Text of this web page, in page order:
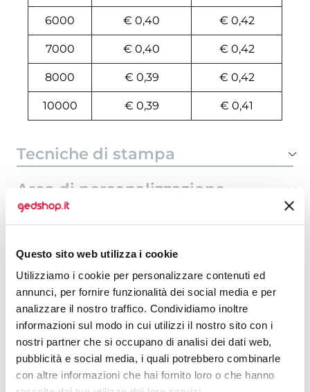
Questo sito web utilizza i cookie
Utilizziamo i cookie per personalizzare contenuti ed
annunci, per fornire funzionalità dei social media e per
analizzare il nostro traffico. Condividiamo inoltre
informazioni sul modo in cui utilizzi il nostro sito con i
nostri partner che si occupano di analisi dei dati web,
pubblicità e social media, i quali potrebbero combinarle
con altre informazioni che hai fornito loro o che hanno
6000 € 0,40 € 0,42
7000 € 0,40 € 0,42
8000 € 0,39 € 0,42
10000 € 0,39 € 0,41
Tecniche di stampa
Area di personalizzazione
Domande e risposte
Prodotti alternativi